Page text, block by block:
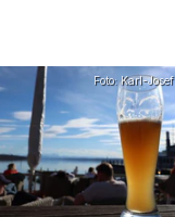
Foto: Karl-